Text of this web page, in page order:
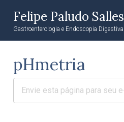
Felipe Paludo Salles
Gastroenterologia e Endoscopia Digestiva
pHmetria